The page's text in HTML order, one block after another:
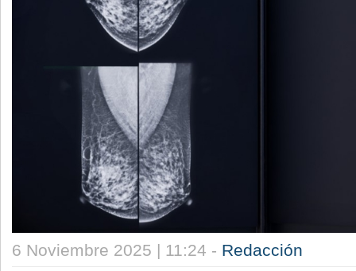
6 Noviembre 2025 | 11:24 - Redacción